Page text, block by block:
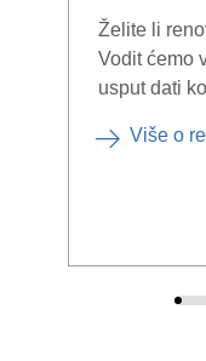
Želite li
Vodit ćemo
usput dati
Više o